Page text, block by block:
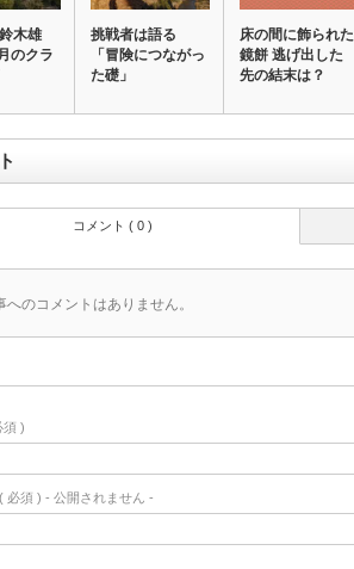
木雄
クラ
挑戦者は語る
「冒険につながっ
た礎」
床の間に飾られた
鏡餅 逃げ出した
先の結末は？
コメント ( 0 )
へのコメントはありません。
須 )
( 必須 ) - 公開されません -